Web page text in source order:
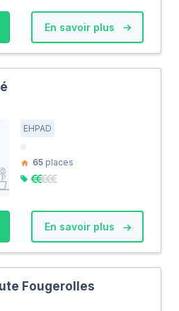
En savoir plus
EHPAD
65 places
En savoir plus
Fougerolles